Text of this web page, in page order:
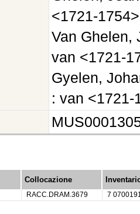
<1721-1754>
Van Ghelen,
van <1721-
Gyelen,
: van <1721-
Collocazione
RACC.DRAM.3679 7